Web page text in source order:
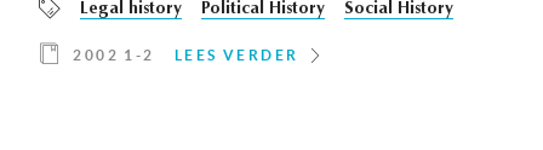
Legal history
Political History Social History
2002 1-2 LEES VERDER